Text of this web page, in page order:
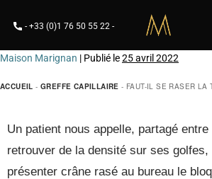
- +33 (0)1 76 50 55 22 -
Maison Marignan | Publié le25 avril 2022
ACCUEIL -GREFFE CAPILLAIRE - FAUT-IL SE RASER LA
Un patient nous appelle, partagé
retrouver de la densité sur ses
présenter crâne rasé au bureau le